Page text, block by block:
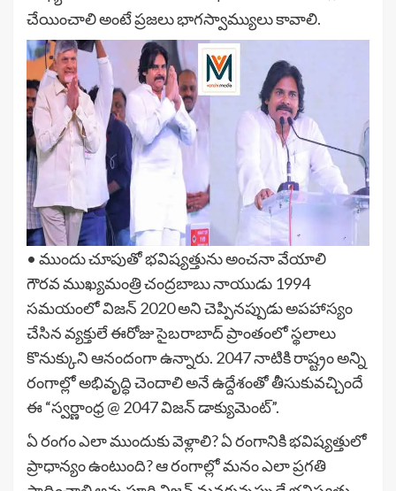
చేయించాలి అంటే ప్రజలు భాగస్వామ్యులు కావాలి.
• ముందు చూపుతో భవిష్యత్తును అంచనా వేయాలి
గౌరవ ముఖ్యమంత్రి చంద్రబాబు నాయుడు 1994
సమయంలో విజన్ 2020 అని చెప్పినప్పుడు అపహాస్యం
చేసిన వ్యక్తులే ఈరోజు సైబరాబాద్ ప్రాంతంలో స్థలాలు
కొనుక్కుని ఆనందంగా ఉన్నారు. 2047 నాటికి రాష్ట్రం అన్ని
రంగాల్లో అభివృద్ధి చెందాలి అనే ఉద్దేశంతో తీసుకువచ్చిందే
ఈ “స్వర్ణాంధ్ర @ 2047 విజన్ డాక్యుమెంట్”.
ఏ రంగం ఎలా ముందుకు వెళ్లాలి? ఏ రంగానికి భవిష్యత్తులో
ప్రాధాన్యం ఉంటుంది? ఆ రంగాల్లో మనం ఎలా ప్రగతి